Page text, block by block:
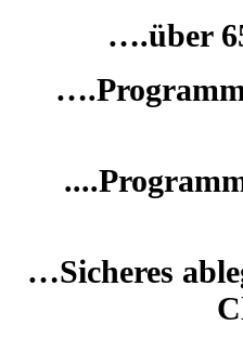
….über
…Sicheres